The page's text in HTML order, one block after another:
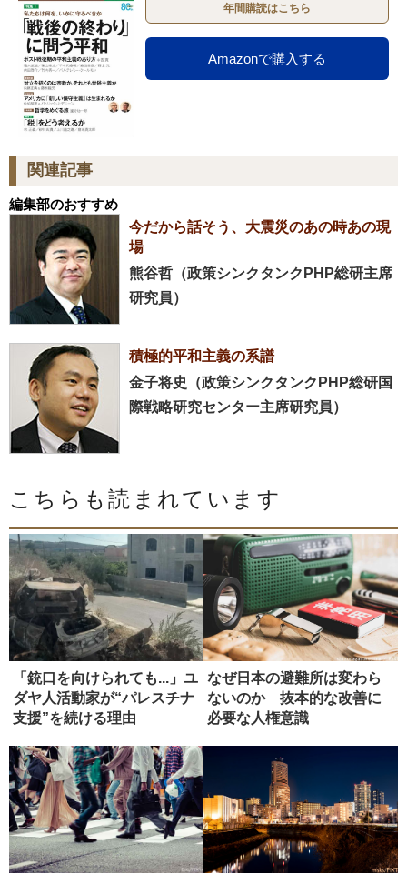
年間購読はこちら
Amazonで購入する
関連記事
編集部のおすすめ
今だから話そう、大震災のあの時あの現
場
熊谷哲（政策シンクタンクPHP総研主席
研究員）
積極的平和主義の系譜
金子将史（政策シンクタンクPHP総研国
際戦略研究センター主席研究員）
こちらも読まれています
「銃口を向けられても...」ユ
ダヤ人活動家が“パレスチナ
支援”を続ける理由
なぜ日本の避難所は変わら
ないのか 抜本的な改善に
必要な人権意識